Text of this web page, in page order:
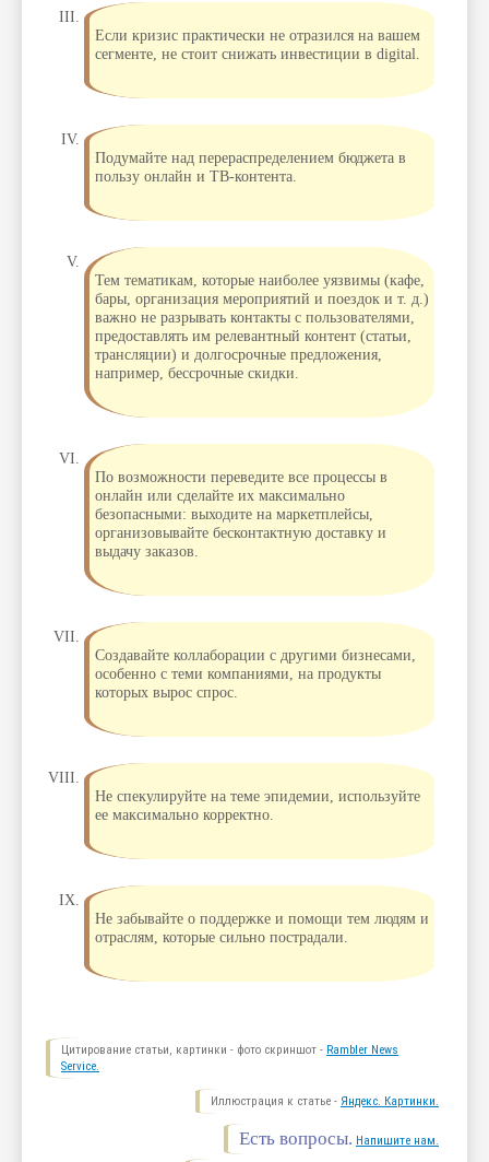
Если кризис практически не отразился на вашем
сегменте, не стоит снижать инвестиции в digital.
Подумайте над перераспределением бюджета в
пользу онлайн и ТВ-контента.
Тем тематикам, которые наиболее уязвимы (кафе,
бары, организация мероприятий и поездок и т. д.)
важно не разрывать контакты с пользователями,
предоставлять им релевантный контент (статьи,
трансляции) и долгосрочные предложения,
например, бессрочные скидки.
По возможности переведите все процессы в
онлайн или сделайте их максимально
безопасными: выходите на маркетплейсы,
организовывайте бесконтактную доставку и
выдачу заказов.
Создавайте коллаборации с другими бизнесами,
особенно с теми компаниями, на продукты
которых вырос спрос.
Не спекулируйте на теме эпидемии, используйте
ее максимально корректно.
Не забывайте о поддержке и помощи тем людям и
отраслям, которые сильно пострадали.
Цитирование статьи, картинки - фото скриншот - Rambler News
Service.
Иллюстрация к статье - Яндекс. Картинки.
Есть вопросы. Напишите нам.